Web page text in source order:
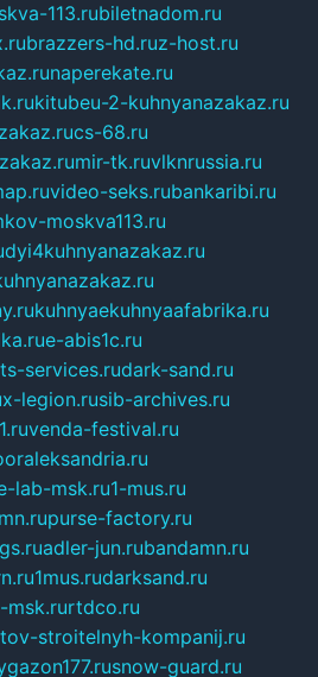
113.rubiletnadom.ru
brazzers-hd.ruz-host.ru
naperekate.ru
kitubeu-2-kuhnyanazakaz.ru
cs-68.ru
mir-tk.ruvlknrussia.ru
video-seks.rubankaribi.ru
moskva113.ru
kuhnyaekuhnyaafabrika.ru
e-abis1c.ru
services.rudark-sand.ru
x-legion.rusib-archives.ru
venda-festival.ru
lab-msk.ru1-mus.ru
purse-factory.ru
adler-jun.rubandamn.ru
1mus.rudarksand.ru
msk.rurtdco.ru
stroitelnyh-kompanij.ru
snow-guard.ru